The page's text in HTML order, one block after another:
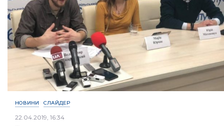
НОВИНИ СЛАЙДЕР
22.04.2019, 16:34